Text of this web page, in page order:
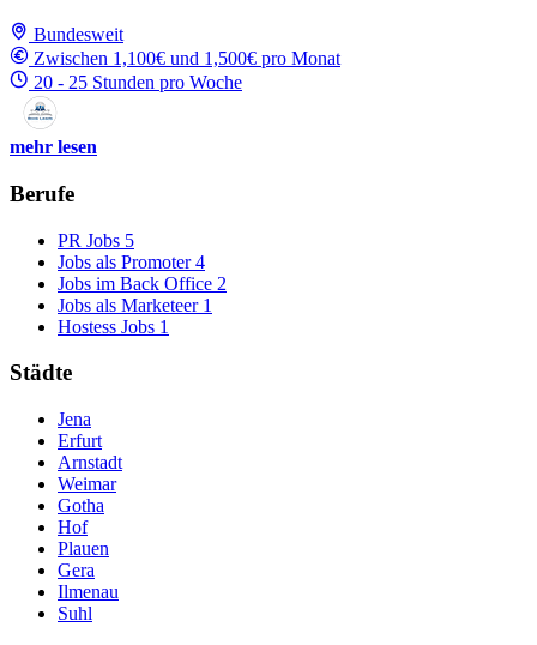
Bundesweit
Zwischen 1,100€ und 1,500€ pro Monat
20 - 25 Stunden pro Woche
mehr lesen
Berufe
PR Jobs 5
Jobs als Promoter 4
Jobs im Back Office 2
Jobs als Marketeer 1
Hostess Jobs 1
Städte
Jena
Erfurt
Arnstadt
Weimar
Gotha
Hof
Plauen
Gera
Ilmenau
Suhl